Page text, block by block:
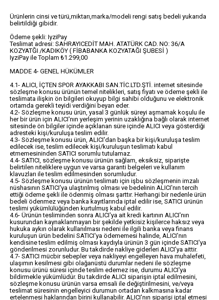
Ürünlerin cinsi ve türü,miktarı,marka/modeli rengi satış bedeli yukarıda
belirtildiği gibidir.
Ödeme şekli: IyziPay
Teslimat adresi: SAHRAYICEDİT MAH. ATATÜRK CAD. NO: 36/A
KOZYATĞI /KADIKÖY ( FİBABANKA KOZYATAĞI ŞUBESİ )
IyziPay ile Toplam ₺1.299,00
MADDE 4- GENEL HÜKÜMLER
4.1- ALICI, İÇTEN SPOR AYAKKABI SAN.TİC.LTD.ŞTİ. internet sitesinde
sözleşme konusu ürünün temel nitelikleri, satış fiyatı ve ödeme şekli ile
teslimata ilişkin ön bilgileri okuyup bilgi sahibi olduğunu ve elektronik
ortamda gerekli teyidi verdiğini beyan eder.
4.2- Sözleşme konusu ürün, yasal 3 günlük süreyi aşmamak koşulu ile
her bir ürün için ALICI'nın yerleşim yerinin uzaklığına bağlı olarak internet
sitesinde ön bilgiler içinde açıklanan süre içinde ALICI veya gösterdiği
adresteki kişi/kuruluşa teslim edilir.
4.3- Sözleşme konusu ürün, ALICI'dan başka bir kişi/kuruluşa teslim
edilecek ise, teslim edilecek kişi/kuruluşun teslimatı kabul
etmemesininden SATICI sorumlu tutulamaz.
4.4- SATICI, sözleşme konusu ürünün sağlam, eksiksiz, siparişte
belirtilen niteliklere uygun ve varsa garanti belgeleri ve kullanım
klavuzları ile teslim edilmesinden sorumludur.
4.5- Sözleşme konusu ürünün teslimatı için işbu sözleşmenin imzalı
nüshasının SATICI'ya ulaştırılmış olması ve bedelinin ALICI'nın tercih
ettiği ödeme şekli ile ödenmiş olması şarttır. Herhangi bir nedenle ürün
bedeli ödenmez veya banka kayıtlarında iptal edilir ise, SATICI ürünün
teslimi yükümlülüğünden kurtulmuş kabul edilir.
4.6- Ürünün tesliminden sonra ALICI'ya ait kredi kartının ALICI'nın
kusurundan kaynaklanmayan bir şekilde yetkisiz kişilerce haksız veya
hukuka aykırı olarak kullanılması nedeni ile ilgili banka veya finans
kuruluşun ürün bedelini SATICI'ya ödememesi halinde, ALICI'nın
kendisine teslim edilmiş olması kaydıyla ürünün 3 gün içinde SATICI'ya
gönderilmesi zorunludur. Bu takdirde nakliye giderleri ALICI'ya aittir.
4.7- SATICI mücbir sebepler veya nakliyeyi engelleyen hava muhalefeti,
ulaşımın kesilmesi gibi olağanüstü durumlar nedeni ile sözleşme
konusu ürünü süresi içinde teslim edemez ise, durumu ALICI'ya
bildirmekle yükümlüdür. Bu takdirde ALICI siparişin iptal edilmesini,
sözleşme konusu ürünün varsa emsali ile değiştirilmesini, ve/veya
teslimat süresinin engelleyici durumun ortadan kalkmasına kadar
ertelenmesi haklarından birini kullanabilir. ALICI'nın siparişi iptal etmesi